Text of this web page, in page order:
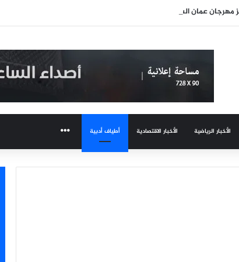
عمان السينمائي
الأخبار الرياضية الأخبار الاقتصادية أطياف أدبية